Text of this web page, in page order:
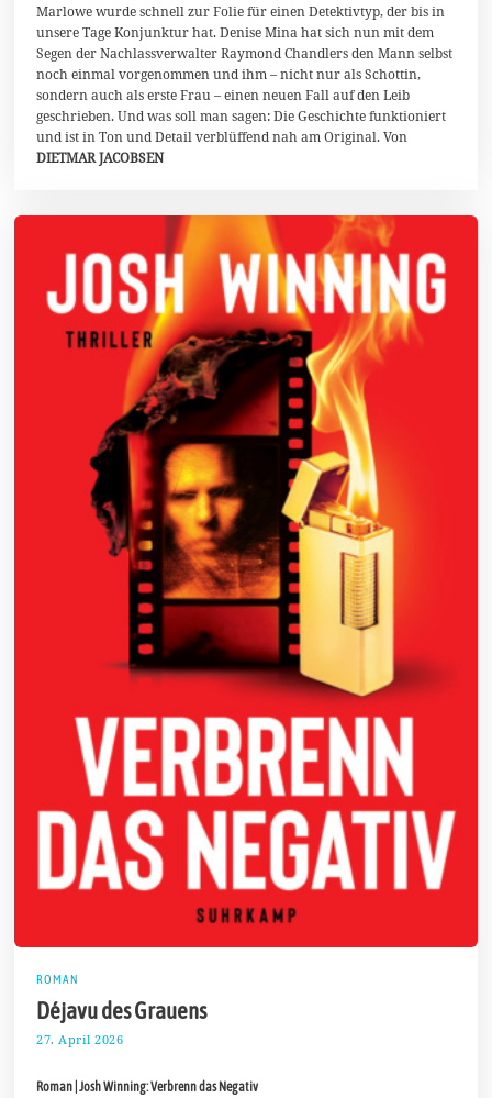
Marlowe wurde schnell zur Folie für einen Detektivtyp, der bis in
unsere Tage Konjunktur hat. Denise Mina hat sich nun mit dem
Segen der Nachlassverwalter Raymond Chandlers den Mann selbst
noch einmal vorgenommen und ihm – nicht nur als Schottin,
sondern auch als erste Frau – einen neuen Fall auf den Leib
geschrieben. Und was soll man sagen: Die Geschichte funktioniert
und ist in Ton und Detail verblüffend nah am Original. Von
DIETMAR JACOBSEN
ROMAN
Déjavu des Grauens
27. April 2026
a
Roman | Josh Winning: Verbrenn das Negativ